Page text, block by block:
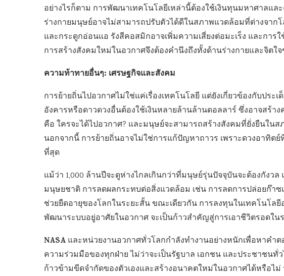
อย่างไรก็ตาม การพัฒนาเทคโนโลยีเหล่านี้ต้องใช้เงินทุนมหาศาลแ
ร่างกายมนุษย์อาจไม่สามารถปรับตัวได้ดีในสภาพแวดล้อมที่ต่างจาก
และกระดูกอ่อนแอ รังสีคอสมิกอาจเพิ่มความเสี่ยงต่อมะเร็ง และกา
การสร้างสังคมใหม่ในอวกาศจึงต้องคำนึงถึงทั้งด้านร่างกายและจิตใ
ความท้าทายอื่นๆ: เศรษฐกิจและสังคม
การย้ายถิ่นไปอวกาศไม่ใช่แค่เรื่องเทคโนโลยี แต่ยังเกี่ยวข้องกับประ
อังคารหรือดาวดวงอื่นต้องใช้เงินหลายล้านล้านดอลลาร์ ซึ่งอาจสร้
คือ ใครจะได้ไปอวกาศ? และมนุษย์จะสามารถสร้างสังคมที่ยั่งยืนใน
นอกจากนี้ การย้ายถิ่นอาจไม่ใช่การแก้ปัญหาถาวร เพราะดวงอาทิต
ที่สุด
แม้ว่า 1,000 ล้านปีจะดูห่างไกลเกินกว่าที่มนุษย์รุ่นปัจจุบันจะต้องกัง
มนุษยชาติ การลดผลกระทบต่อสิ่งแวดล้อม เช่น การลดการปล่อยก๊าซ
ช่วยยืดอายุของโลกในระยะสั้น ขณะเดียวกัน การลงทุนในเทคโนโลยี
พัฒนาระบบอยู่อาศัยในอวกาศ จะเป็นก้าวสำคัญสู่การเอาชีวิตรอดใน
NASA และหน่วยงานอวกาศทั่วโลกกำลังทำงานอย่างหนักเพื่อหาคำ
ความร่วมมือของทุกฝ่าย ไม่ว่าจะเป็นรัฐบาล เอกชน และประชาชน
ก้าวข้ามขีดจำกัดของตัวเองและสร้างอนาคตใหม่ในอวกาศได้หรือไ